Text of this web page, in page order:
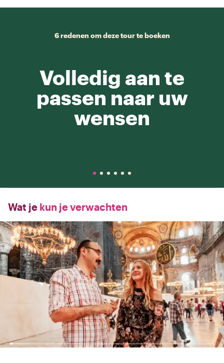
6 redenen om deze tour te boeken
Volledig aan te
passen naar uw
wensen
Wat je kun je verwachten